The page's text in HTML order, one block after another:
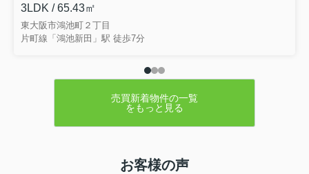
足いただけるよう引きつづきしっ...
3LDK / 65.43㎡
東大阪市鴻池町２丁目
片町線「鴻池新田」駅 徒歩7分
売買新着物件の一覧
をもっと見る
お客様の声